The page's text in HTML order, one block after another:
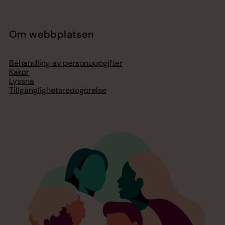
Om webbplatsen
Behandling av personuppgifter
Kakor
Lyssna
Tillgänglighetsredogörelse